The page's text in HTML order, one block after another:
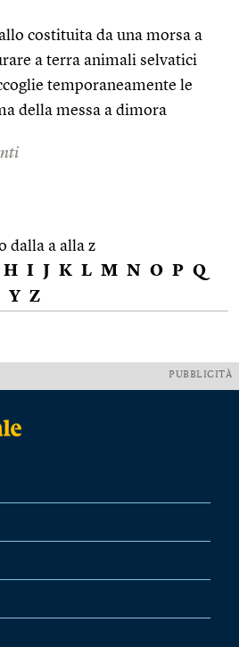
costituita da una morsa a
a terra animali selvatici
temporaneamente le
della messa a dimora
dalla a alla z
H I J K L M N O P Q
Y Z
PUBBLICITÀ